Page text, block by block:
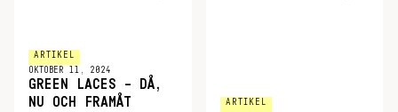
ARTIKEL
OKTOBER 11, 2024
GREEN LACES – DÅ,
NU OCH FRAMÅT
ARTIKEL